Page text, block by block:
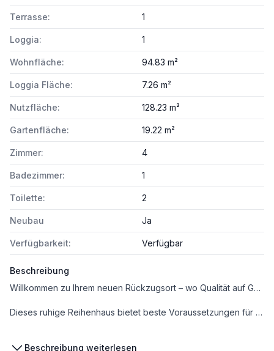
Terrasse: 1
Loggia: 1
Wohnfläche: 94.83 m²
Loggia Fläche: 7.26 m²
Nutzfläche: 128.23 m²
Gartenfläche: 19.22 m²
Zimmer: 4
Badezimmer: 1
Toilette: 2
Neubau Ja
Verfügbarkeit: Verfügbar
Beschreibung
Willkommen zu Ihrem neuen Rückzugsort – wo Qualität auf Geborgenheit trifft
Dieses ruhige Reihenhaus bietet beste Voraussetzungen für eine grüne Zukunft und modernen Urban Lifestyle. Genießen Sie das Leben am Stadtrand – mit der Metropole nur wenige Minuten entfernt. Auf Qualität, Ästhetik und Nachhaltigkeit wird hier besonderer Wert gelegt. Ursprünglich als 4-Zimmer-Wohnung konzipiert, lässt sich der Grundriss mit einem kleinen Umbau ganz einfach wieder in diese Struktur zurückführen – ideal für Familien oder alle, die mehr Raum für Leben und Arbeiten wünschen.
Beschreibung weiterlesen